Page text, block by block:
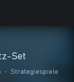
Set
• Strategiespiele